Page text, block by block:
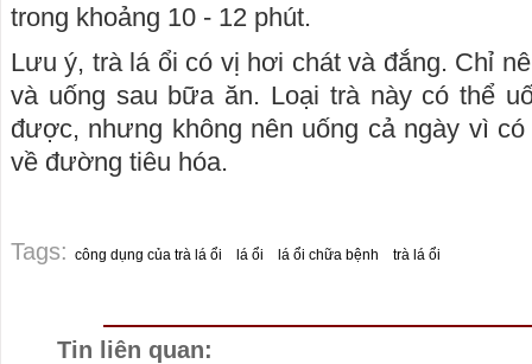
trong khoảng 10 - 12 phút.
Lưu ý, trà lá ổi có vị hơi chát và đắng. Chỉ
và uống sau bữa ăn. Loại trà này có thể
được, nhưng không nên uống cả ngày vì
về đường tiêu hóa.
Tags: công dụng của trà lá ổi lá ổi lá ổi chữa bệnh trà lá ổi
Tin liên quan: